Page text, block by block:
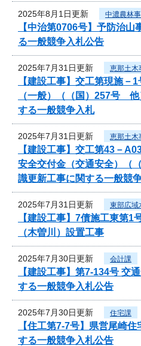
2025年8月1日更新 中濃農林
【中治第0706号】予防治
る一般競争入札公告
2025年7月31日更新 恵那土木
【建設工事】交工第現施
（一般）（（国）257号
する一般競争入札
2025年7月31日更新 恵那土木
【建設工事】交工第43－
安全交付金（交通安全）（
識更新工事に関する一般競
2025年7月31日更新 東部広域
【建設工事】7債施工東第1
（木曽川）設置工事
2025年7月30日更新 会計課
【建設工事】第7-134号 交
する一般競争入札公告
2025年7月30日更新 住宅課
【住工第7-7号】県営尾崎
する一般競争入札公告